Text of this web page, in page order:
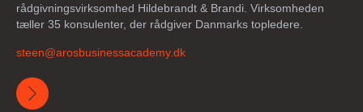
rådgivningsvirksomhed Hildebrandt & Brandi. Virksomheden
tæller 35 konsulenter, der rådgiver Danmarks topledere.
steen@arosbusinessacademy.dk